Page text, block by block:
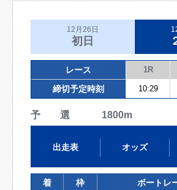
12月26日
初日
レース 1R
締切予定時刻 10:29
予 選 1800m
出走表 オッズ
着 枠 ボートレ